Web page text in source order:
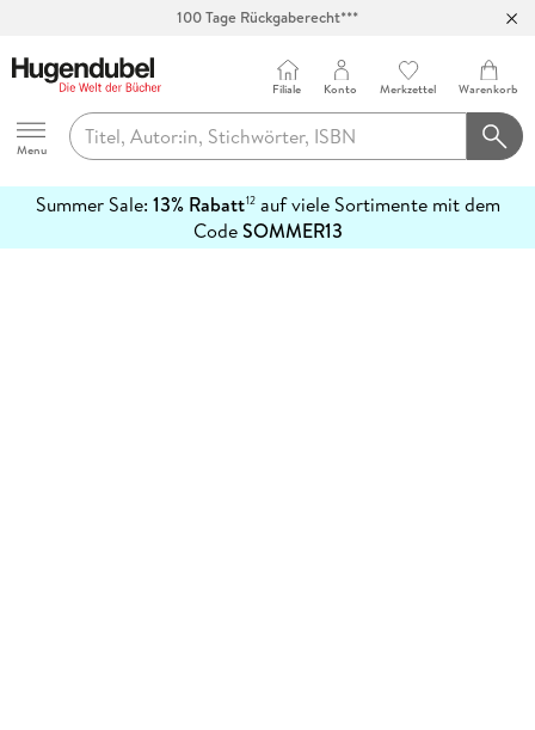
100 Tage Rückgaberecht***
Hugendubel
Menu
Filiale Konto Merkzettel Warenkorb
Summer Sale: 13% Rabatt12auf viele Sortimente mit dem
CodeSOMMER13
erfahren